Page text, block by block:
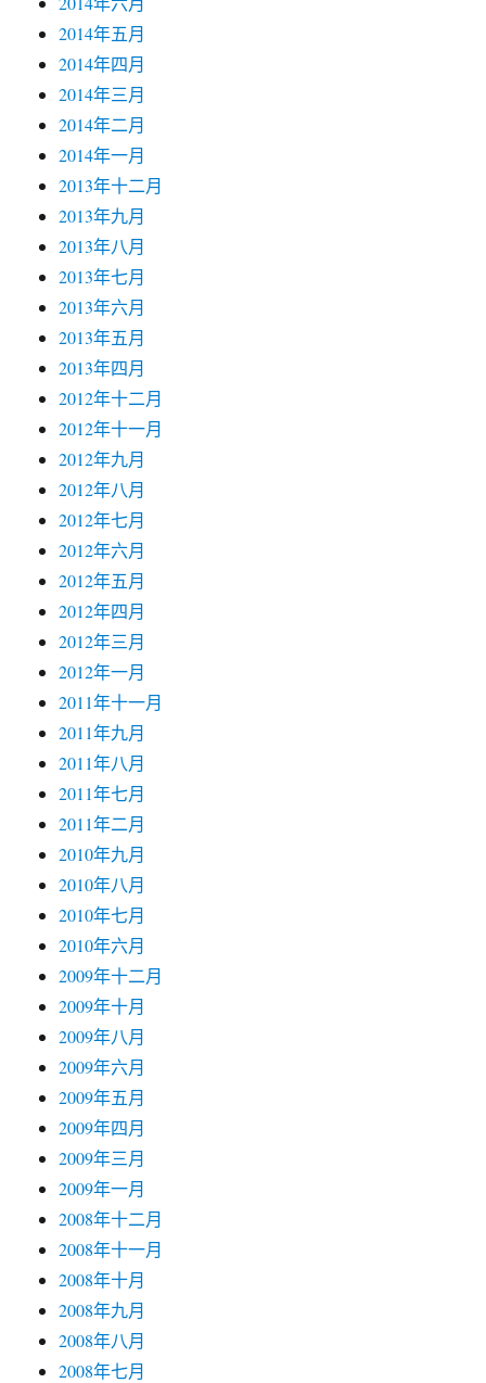
2014年五月
2014年四月
2014年三月
2014年二月
2014年一月
2013年十二月
2013年九月
2013年八月
2013年七月
2013年六月
2013年五月
2013年四月
2012年十二月
2012年十一月
2012年九月
2012年八月
2012年七月
2012年六月
2012年五月
2012年四月
2012年三月
2012年一月
2011年十一月
2011年九月
2011年八月
2011年七月
2011年二月
2010年九月
2010年八月
2010年七月
2010年六月
2009年十二月
2009年十月
2009年八月
2009年六月
2009年五月
2009年四月
2009年三月
2009年一月
2008年十二月
2008年十一月
2008年十月
2008年九月
2008年八月
2008年七月